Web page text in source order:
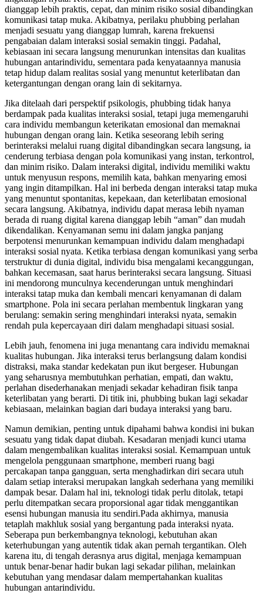
dianggap lebih praktis, cepat, dan minim risiko sosial dibandingkan
komunikasi tatap muka. Akibatnya, perilaku phubbing perlahan
menjadi sesuatu yang dianggap lumrah, karena frekuensi
pengabaian dalam interaksi sosial semakin tinggi. Padahal,
kebiasaan ini secara langsung menurunkan intensitas dan kualitas
hubungan antarindividu, sementara pada kenyataannya manusia
tetap hidup dalam realitas sosial yang menuntut keterlibatan dan
ketergantungan dengan orang lain di sekitarnya.
Jika ditelaah dari perspektif psikologis, phubbing tidak hanya
berdampak pada kualitas interaksi sosial, tetapi juga memengaruhi
cara individu membangun keterikatan emosional dan memaknai
hubungan dengan orang lain. Ketika seseorang lebih sering
berinteraksi melalui ruang digital dibandingkan secara langsung, ia
cenderung terbiasa dengan pola komunikasi yang instan, terkontrol,
dan minim risiko. Dalam interaksi digital, individu memiliki waktu
untuk menyusun respons, memilih kata, bahkan menyaring emosi
yang ingin ditampilkan. Hal ini berbeda dengan interaksi tatap muka
yang menuntut spontanitas, kepekaan, dan keterlibatan emosional
secara langsung. Akibatnya, individu dapat merasa lebih nyaman
berada di ruang digital karena dianggap lebih “aman” dan mudah
dikendalikan. Kenyamanan semu ini dalam jangka panjang
berpotensi menurunkan kemampuan individu dalam menghadapi
interaksi sosial nyata. Ketika terbiasa dengan komunikasi yang serba
terstruktur di dunia digital, individu bisa mengalami kecanggungan,
bahkan kecemasan, saat harus berinteraksi secara langsung. Situasi
ini mendorong munculnya kecenderungan untuk menghindari
interaksi tatap muka dan kembali mencari kenyamanan di dalam
smartphone. Pola ini secara perlahan membentuk lingkaran yang
berulang: semakin sering menghindari interaksi nyata, semakin
rendah pula kepercayaan diri dalam menghadapi situasi sosial.
Lebih jauh, fenomena ini juga menantang cara individu memaknai
kualitas hubungan. Jika interaksi terus berlangsung dalam kondisi
distraksi, maka standar kedekatan pun ikut bergeser. Hubungan
yang seharusnya membutuhkan perhatian, empati, dan waktu,
perlahan disederhanakan menjadi sekadar kehadiran fisik tanpa
keterlibatan yang berarti. Di titik ini, phubbing bukan lagi sekadar
kebiasaan, melainkan bagian dari budaya interaksi yang baru.
Namun demikian, penting untuk dipahami bahwa kondisi ini bukan
sesuatu yang tidak dapat diubah. Kesadaran menjadi kunci utama
dalam mengembalikan kualitas interaksi sosial. Kemampuan untuk
mengelola penggunaan smartphone, memberi ruang bagi
percakapan tanpa gangguan, serta menghadirkan diri secara utuh
dalam setiap interaksi merupakan langkah sederhana yang memiliki
dampak besar. Dalam hal ini, teknologi tidak perlu ditolak, tetapi
perlu ditempatkan secara proporsional agar tidak menggantikan
esensi hubungan manusia itu sendiri.Pada akhirnya, manusia
tetaplah makhluk sosial yang bergantung pada interaksi nyata.
Seberapa pun berkembangnya teknologi, kebutuhan akan
keterhubungan yang autentik tidak akan pernah tergantikan. Oleh
karena itu, di tengah derasnya arus digital, menjaga kemampuan
untuk benar-benar hadir bukan lagi sekadar pilihan, melainkan
kebutuhan yang mendasar dalam mempertahankan kualitas
hubungan antarindividu.